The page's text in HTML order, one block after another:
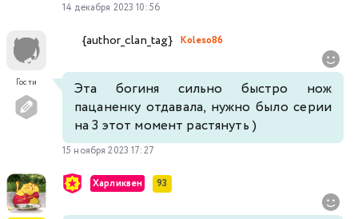
14 декабря 2023 10:56
Гости
{author_clan_tag} Koleso86
Эта богиня сильно быстро нож
пацаненку отдавала, нужно было серии
на 3 этот момент растянуть )
15 ноября 2023 17:27
Харликвен 93